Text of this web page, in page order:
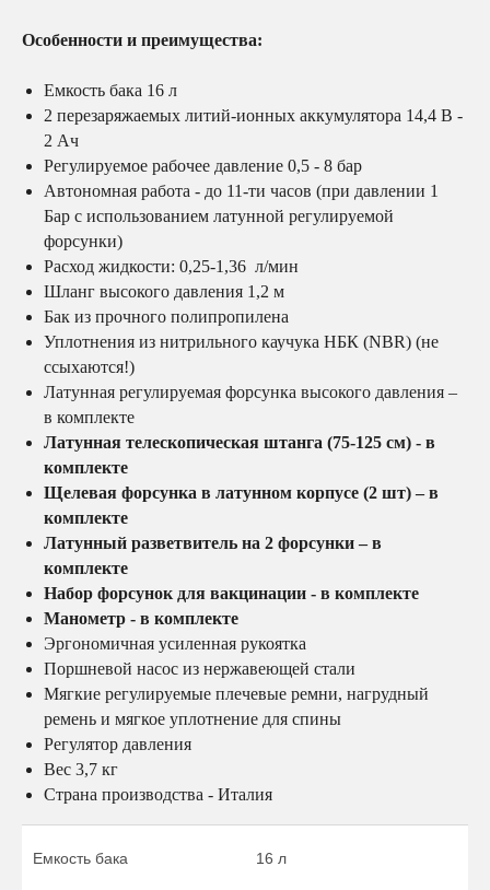
Особенности и преимущества:
Емкость бака 16 л
2 перезаряжаемых литий-ионных аккумулятора 14,4 В -
2 Ач
Регулируемое рабочее давление 0,5 - 8 бар
Автономная работа - до 11-ти часов (при давлении 1
Бар с использованием латунной регулируемой
форсунки)
Расход жидкости: 0,25-1,36 л/мин
Шланг высокого давления 1,2 м
Бак из прочного полипропилена
Уплотнения из нитрильного каучука НБК (NBR) (не
ссыхаются!)
Латунная регулируемая форсунка высокого давления –
в комплекте
Латунная телескопическая штанга (75-125 см) - в
комплекте
Щелевая форсунка в латунном корпусе (2 шт) – в
комплекте
Латунный разветвитель на 2 форсунки – в
комплекте
Набор форсунок для вакцинации - в комплекте
Манометр - в комплекте
Эргономичная усиленная рукоятка
Поршневой насос из нержавеющей стали
Мягкие регулируемые плечевые ремни, нагрудный
ремень и мягкое уплотнение для спины
Регулятор давления
Вес 3,7 кг
Страна производства - Италия
Емкость бака 16 л